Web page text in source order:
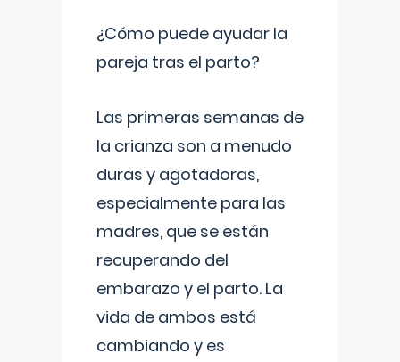
¿Cómo puede ayudar la
pareja tras el parto?
Las primeras semanas de
la crianza son a menudo
duras y agotadoras,
especialmente para las
madres, que se están
recuperando del
embarazo y el parto. La
vida de ambos está
cambiando y es